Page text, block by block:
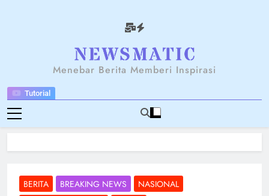
Tutorial
NEWSANTARA
Menebar Berita Memberi Inspirasi
BERITA BREAKING NEWS
NASIONAL